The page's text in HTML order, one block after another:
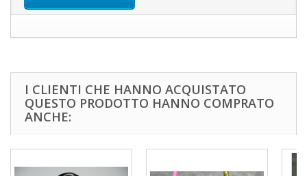
I CLIENTI CHE HANNO ACQUISTATO
QUESTO PRODOTTO HANNO COMPRATO
ANCHE: